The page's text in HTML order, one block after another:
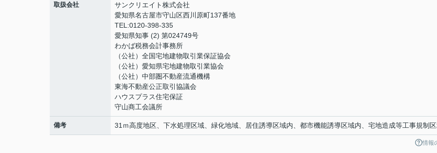
取扱会社
サンクリエイト株式会社
愛知県名古屋市守山区西川原町137番地
TEL:0120-398-335
愛知県知事 (2) 第024749号
わかば税務会計事務所
（公社）全国宅地建物取引業保証協会
（公社）愛知県宅地建物取引業協会
（公社）中部圏不動産流通機構
東海不動産公正取引協議会
ハウスプラス住宅保証
守山商工会議所
備考 31ｍ高度地区、下水処理区域、緑化地域、居住誘導区域内、都市機能誘導区域内、宅地造成等工事規制
情報